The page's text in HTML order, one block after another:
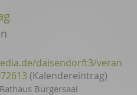
daisendorft3/veran
(Kalendereintrag)
Bürgersaal